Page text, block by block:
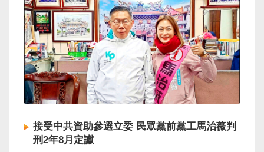
接受中共資助參選立委 民眾黨前黨工馬治薇判
刑2年8月定讞